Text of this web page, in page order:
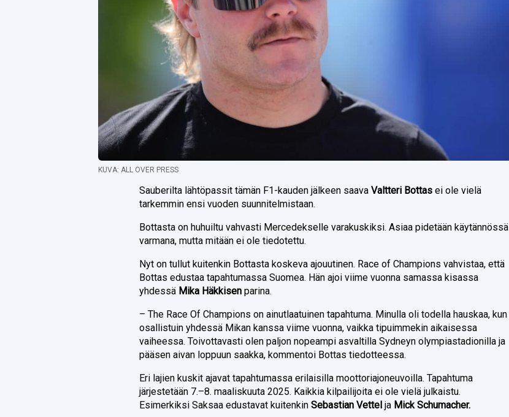
KUVA: ALL OVER PRESS
Sauberilta lähtöpassit tämän F1-kauden jälkeen saavaValtteri Bottas ei ole vielä
tarkemmin ensi vuoden suunnitelmistaan.
Bottasta on huhuiltu vahvasti Mercedekselle varakuskiksi. Asiaa pidetään käytännössä
varmana, mutta mitään ei ole tiedotettu.
Nyt on tullut kuitenkin Bottasta koskeva ajouutinen. Race of Champions vahvistaa, että
Bottas edustaa tapahtumassa Suomea. Hän ajoi viime vuonna samassa kisassa
yhdessä Mika Häkkisenparina.
– The Race Of Champions on ainutlaatuinen tapahtuma. Minulla oli todella hauskaa, kun
osallistuin yhdessä Mikan kanssa viime vuonna, vaikka tipuimmekin aikaisessa
vaiheessa. Toivottavasti olen paljon nopeampi asvaltilla Sydneyn olympiastadionilla ja
pääsen aivan loppuun saakka, kommentoi Bottas tiedotteessa.
Eri lajien kuskit ajavat tapahtumassa erilaisilla moottoriajoneuvoilla. Tapahtuma
järjestetään 7.–8. maaliskuuta 2025. Kaikkia kilpailijoita ei ole vielä julkaistu.
Esimerkiksi Saksaa edustavat kuitenkinSebastian Vettel ja Mick Schumacher.